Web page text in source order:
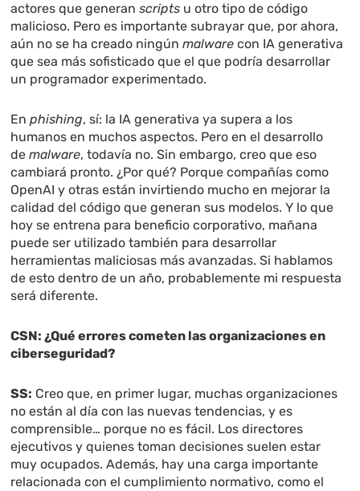
actores que generanscripts u otro tipo de código
malicioso. Pero es importante subrayar que, por ahora,
aún no se ha creado ningúnmalware con IA generativa
que sea más sofisticado que el que podría desarrollar
un programador experimentado.
Enphishing, sí: la IA generativa ya supera a los
humanos en muchos aspectos. Pero en el desarrollo
demalware, todavía no. Sin embargo, creo que eso
cambiará pronto. ¿Por qué? Porque compañías como
OpenAI y otras están invirtiendo mucho en mejorar la
calidad del código que generan sus modelos. Y lo que
hoy se entrena para beneficio corporativo, mañana
puede ser utilizado también para desarrollar
herramientas maliciosas más avanzadas. Si hablamos
de esto dentro de un año, probablemente mi respuesta
será diferente.
CSN: ¿Qué errores cometen las organizaciones en
ciberseguridad?
SS: Creo que, en primer lugar, muchas organizaciones
no están al día con las nuevas tendencias, y es
comprensible… porque no es fácil. Los directores
ejecutivos y quienes toman decisiones suelen estar
muy ocupados. Además, hay una carga importante
relacionada con el cumplimiento normativo, como el